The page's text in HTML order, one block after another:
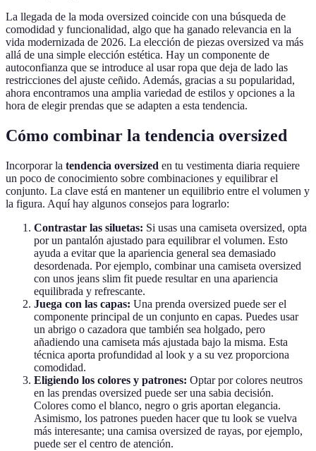
La llegada de la moda oversized coincide con una búsqueda de
comodidad y funcionalidad, algo que ha ganado relevancia en la
vida modernizada de 2026. La elección de piezas oversized va más
allá de una simple elección estética. Hay un componente de
autoconfianza que se introduce al usar ropa que deja de lado las
restricciones del ajuste ceñido. Además, gracias a su popularidad,
ahora encontramos una amplia variedad de estilos y opciones a la
hora de elegir prendas que se adapten a esta tendencia.
Cómo combinar la tendencia oversized
Incorporar la tendencia oversized en tu vestimenta diaria requiere
un poco de conocimiento sobre combinaciones y equilibrar el
conjunto. La clave está en mantener un equilibrio entre el volumen y
la figura. Aquí hay algunos consejos para lograrlo:
Contrastar las siluetas: Si usas una camiseta oversized, opta
por un pantalón ajustado para equilibrar el volumen. Esto
ayuda a evitar que la apariencia general sea demasiado
desordenada. Por ejemplo, combinar una camiseta oversized
con unos jeans slim fit puede resultar en una apariencia
equilibrada y refrescante.
Juega con las capas: Una prenda oversized puede ser el
componente principal de un conjunto en capas. Puedes usar
un abrigo o cazadora que también sea holgado, pero
añadiendo una camiseta más ajustada bajo la misma. Esta
técnica aporta profundidad al look y a su vez proporciona
comodidad.
Eligiendo los colores y patrones: Optar por colores neutros
en las prendas oversized puede ser una sabia decisión.
Colores como el blanco, negro o gris aportan elegancia.
Asimismo, los patrones pueden hacer que tu look se vuelva
más interesante; una camisa oversized de rayas, por ejemplo,
puede ser el centro de atención.